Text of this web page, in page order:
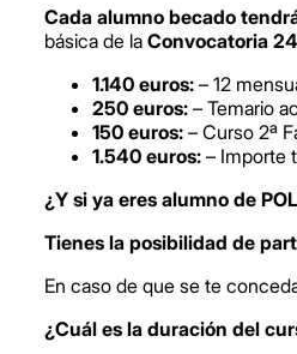
Cada alumno becado
básica de la Convocatoria
1.140 euros: – 12
250 euros: – Temario
150 euros: – Curso 2ª
1.540 euros: – Importe
¿Y si ya eres alumno de
Tienes la posibilidad de
En caso de que se te
¿Cuál es la duración del